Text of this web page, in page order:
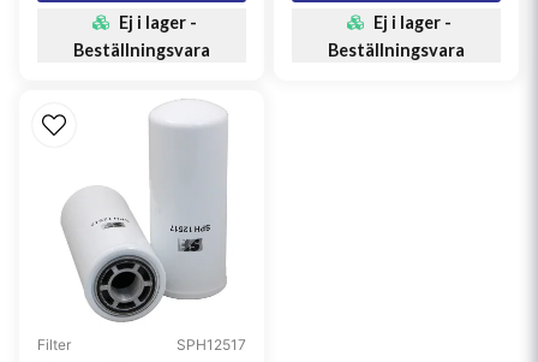
Ej i lager -
Beställningsvara
Ej i lager -
Beställningsvara
Filter SPH12517